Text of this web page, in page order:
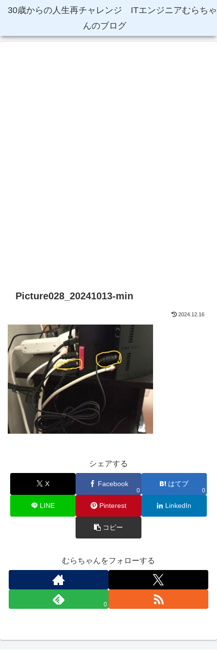
30歳からの人生再チャレンジ ITエンジニアむらちゃ
んのブログ
Picture028_20241013-min
2024.12.16
シェアする
X Facebook
0
はてブ
0
LINE Pinterest LinkedIn
コピー
むらちゃんをフォローする
0